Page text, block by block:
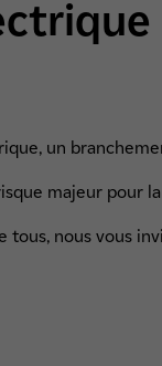
un
majeur pour
nous vous